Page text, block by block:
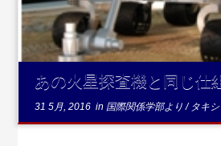
あの火星探査機と同じ仕
31 5月, 2016 in 国際関係学部より/ タキ